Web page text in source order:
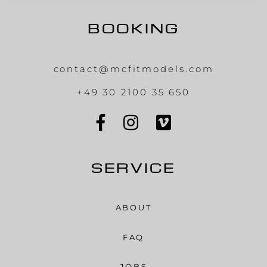
BOOKING
contact@mcfitmodels.com
+49 30 2100 35 650
SERVICE
ABOUT
FAQ